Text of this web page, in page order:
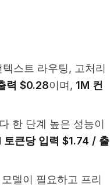
스트 라우팅, 고처리
력 $0.28이며, 1M 컨
한 단계 높은 성능이
토큰당 입력 $1.74 / 출
델이 필요하고 프리